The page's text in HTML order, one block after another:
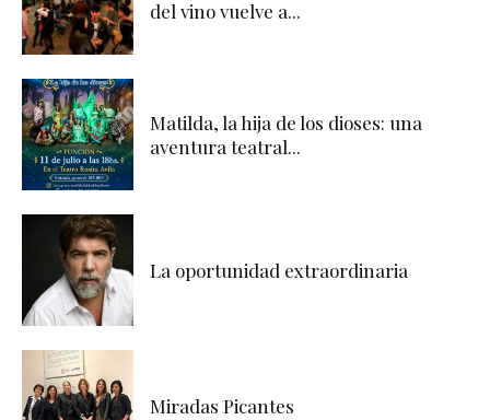
del vino vuelve a...
Matilda, la hija de los dioses: una
aventura teatral...
La oportunidad extraordinaria
Miradas Picantes